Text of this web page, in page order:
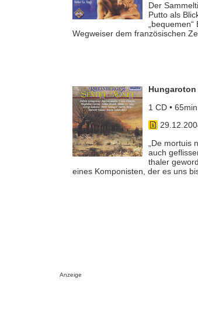
Der
Putto als
Wegweiser dem französischen
Hungaroton
1 CD •
„De
auch
thaler
eines Komponisten, der es uns
Anzeige